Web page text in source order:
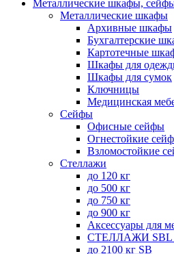
Металлические шкафы,
Металлические шкафы
Архивные шкафы
Бухгалтерские
Картотечные
Шкафы для
Шкафы для сумок
Ключницы
Медицинская
Сейфы
Офисные сейфы
Огнестойкие
Взломостойкие
Стеллажи
до 120 кг
до 500 кг
до 750 кг
до 900 кг
Аксессуары для
СТЕЛЛАЖИ SBL
до 2100 кг SB